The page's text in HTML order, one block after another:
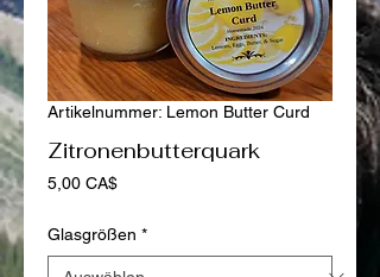
Artikelnummer: Lemon Butter Curd
Zitronenbutterquark
5,00 CA$Preis
Glasgrößen *